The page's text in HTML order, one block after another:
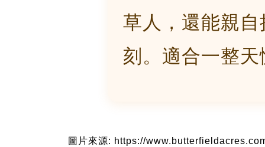
草人，還能親
刻。適合一整
圖片來源: https://